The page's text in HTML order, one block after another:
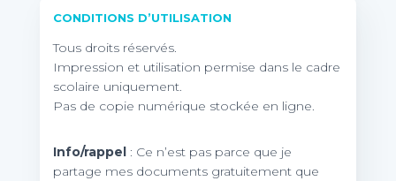
CONDITIONS D’UTILISATION
Tous droits réservés.
Impression et utilisation permise dans le cadre
scolaire uniquement.
Pas de copie numérique stockée en ligne.
Info/rappel : Ce n’est pas parce que je
partage mes documents gratuitement que